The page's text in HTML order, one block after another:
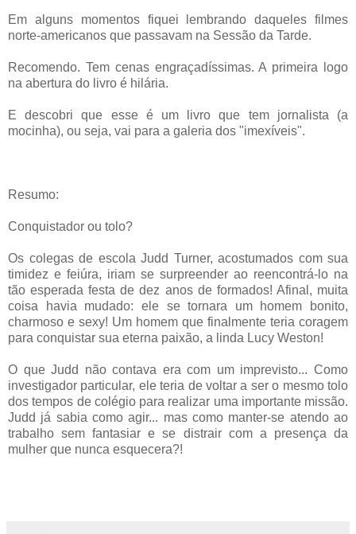
Em alguns momentos fiquei lembrando daqueles filmes
norte-americanos que passavam na Sessão da Tarde.
Recomendo. Tem cenas engraçadíssimas. A primeira logo
na abertura do livro é hilária.
E descobri que esse é um livro que tem jornalista (a
mocinha), ou seja, vai para a galeria dos "imexíveis".
Resumo:
Conquistador ou tolo?
Os colegas de escola Judd Turner, acostumados com sua
timidez e feiúra, iriam se surpreender ao reencontrá-lo na
tão esperada festa de dez anos de formados! Afinal, muita
coisa havia mudado: ele se tornara um homem bonito,
charmoso e sexy! Um homem que finalmente teria coragem
para conquistar sua eterna paixão, a linda Lucy Weston!
O que Judd não contava era com um imprevisto... Como
investigador particular, ele teria de voltar a ser o mesmo tolo
dos tempos de colégio para realizar uma importante missão.
Judd já sabia como agir... mas como manter-se atendo ao
trabalho sem fantasiar e se distrair com a presença da
mulher que nunca esquecera?!